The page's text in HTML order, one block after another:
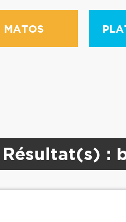
application/libraries/
MATOS
Résultat(s) :